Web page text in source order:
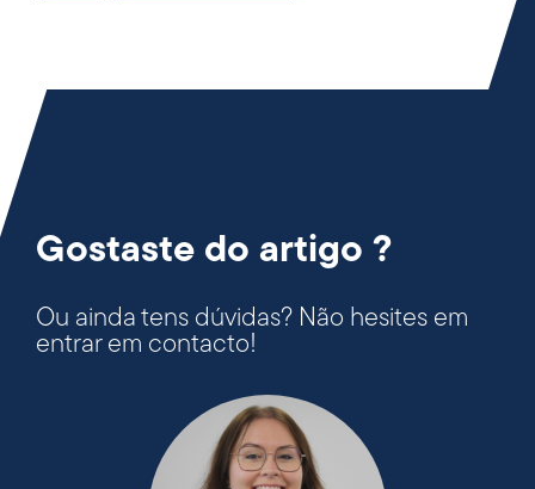
Gostaste do artigo ?
Ou ainda tens dúvidas? Não hesites em
entrar em contacto!